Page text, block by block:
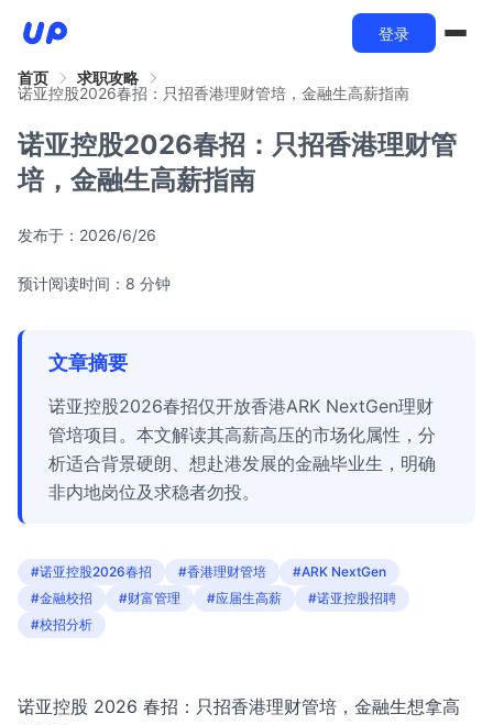
登录
首页
求职攻略
诺亚控股2026春招：只招香港理财管培，金融生高薪指南
诺亚控股2026春招：只招香港理财管
培，金融生高薪指南
发布于： 2026/6/26
预计阅读时间：8 分钟
文章摘要
诺亚控股2026春招仅开放香港ARK NextGen理财
管培项目。本文解读其高薪高压的市场化属性，分
析适合背景硬朗、想赴港发展的金融毕业生，明确
非内地岗位及求稳者勿投。
#诺亚控股2026春招 #香港理财管培
#ARK NextGen
#金融校招
#财富管理 #应届生高薪
#诺亚控股招聘
#校招分析
诺亚控股 2026 春招：只招香港理财管培，金融生想拿高